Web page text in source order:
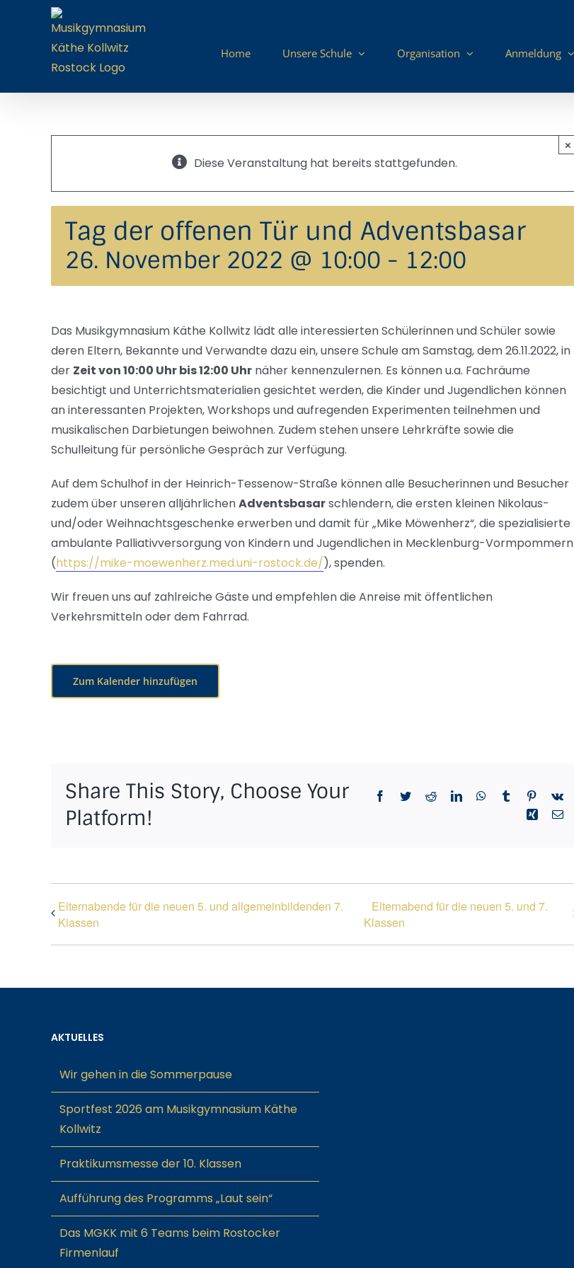
Home Unsere Schule Organisation Anmeldung
Diese Veranstaltung hat bereits stattgefunden.
×
Tag der offenen Tür und Adventsbasar
26. November 2022 @ 10:00 - 12:00
Das Musikgymnasium Käthe Kollwitz lädt alle interessierten Schülerinnen und Schüler sowie
deren Eltern, Bekannte und Verwandte dazu ein, unsere Schule am Samstag, dem 26.11.2022, in
der Zeit von 10:00 Uhr bis 12:00 Uhr näher kennenzulernen. Es können u.a. Fachräume
besichtigt und Unterrichtsmaterialien gesichtet werden, die Kinder und Jugendlichen können
an interessanten Projekten, Workshops und aufregenden Experimenten teilnehmen und
musikalischen Darbietungen beiwohnen. Zudem stehen unsere Lehrkräfte sowie die
Schulleitung für persönliche Gespräch zur Verfügung.
Auf dem Schulhof in der Heinrich-Tessenow-Straße können alle Besucherinnen und Besucher
zudem über unseren alljährlichenAdventsbasarschlendern, die ersten kleinen Nikolaus-
und/oder Weihnachtsgeschenke erwerben und damit für „Mike Möwenherz“, die spezialisierte
ambulante Palliativversorgung von Kindern und Jugendlichen in Mecklenburg-Vormpommern
(https://mike-moewenherz.med.uni-rostock.de/), spenden.
Wir freuen uns auf zahlreiche Gäste und empfehlen die Anreise mit öffentlichen
Verkehrsmitteln oder dem Fahrrad.
Zum Kalender hinzufügen
Share This Story, Choose Your
Platform!
Facebook
TwitterRedditLinkedInWhatsApp
Tumblr Pinterest
Vk
Xing E-
Elternabende für die neuen 5. und allgemeinbildenden 7.
Klassen
Elternabend für die neuen 5. und 7.
Klassen
AKTUELLES
Wir gehen in die Sommerpause
Sportfest 2026 am Musikgymnasium Käthe
Kollwitz
Praktikumsmesse der 10. Klassen
Aufführung des Programms „Laut sein“
Das MGKK mit 6 Teams beim Rostocker
Firmenlauf